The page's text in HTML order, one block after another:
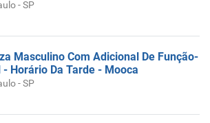
- SP
Masculino Com Adicional De Função-
Horário Da Tarde - Mooca
- SP